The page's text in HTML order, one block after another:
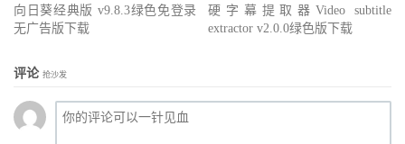
向日葵经典版 v9.8.3绿色免登录
无广告版下载
硬字幕提取器Video subtitle
extractor v2.0.0绿色版下载
评论 抢沙发